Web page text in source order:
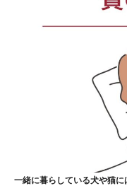
一緒に暮らしている犬や猫に